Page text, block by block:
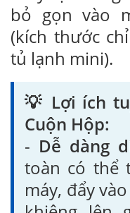
bỏ gọn vào
(kích thước
tủ lạnh mini).
💡 Lợi ích
Cuộn Hộp:
- Dễ dàng
toàn có thể
máy, đẩy